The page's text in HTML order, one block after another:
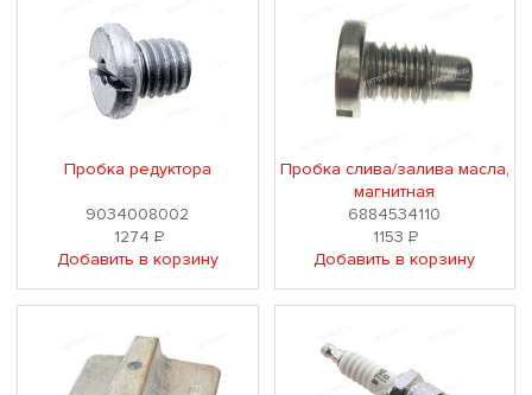
Пробка редуктора
9034008002
1274 Р
Добавить в корзину
Пробка слива/залива масла,
магнитная
6884534110
1153Р
Добавить в корзину